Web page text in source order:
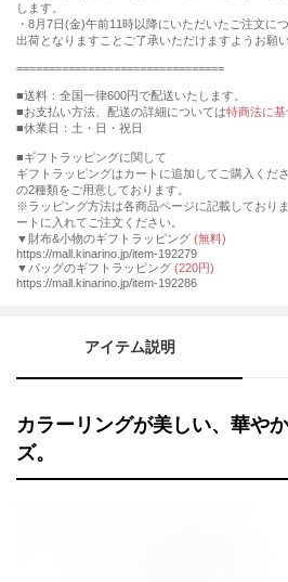
します。
・8月7日(金)午前11時以降にいただいたご注文に
出荷となりますことご了承いただけますようお願
================================
■送料：全国一律600円で配送いたします。
■お支払い方法、配送の詳細については特商法に
■休業日：土・日・祝日
■ギフトラッピングに関して
ギフトラッピングはカートに追加してご購入くだ
の2種類をご用意しております。
※ラッピング方法は各商品ページに記載しており
ートに入れてご注文ください。
▼財布&小物のギフトラッピング (無料)
https://mall.kinarino.jp/item-192279
▼バッグのギフトラッピング (220円)
https://mall.kinarino.jp/item-192286
アイテム説明
カラーリングが美しい、華や
ズ。